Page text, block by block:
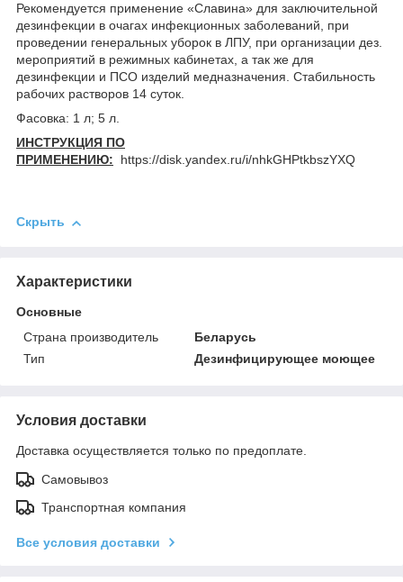
Рекомендуется применение «Славина» для заключительной
дезинфекции в очагах инфекционных заболеваний, при
проведении генеральных уборок в ЛПУ, при организации дез.
мероприятий в режимных кабинетах, а так же для
дезинфекции и ПСО изделий медназначения. Стабильность
рабочих растворов 14 суток.
Фасовка: 1 л; 5 л.
ИНСТРУКЦИЯ ПО
ПРИМЕНЕНИЮ: https://disk.yandex.ru/i/nhkGHPtkbszYXQ
Скрыть
Характеристики
Основные
Страна производитель
Беларусь
Тип
Дезинфицирующее моющее
Условия доставки
Доставка осуществляется только по предоплате.
Самовывоз
Транспортная компания
Все условия доставки